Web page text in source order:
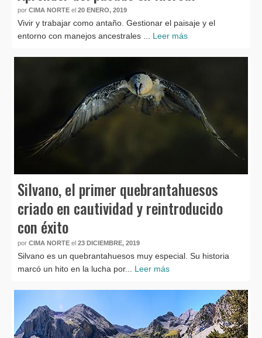
por CIMA NORTE el 20 ENERO, 2019
Vivir y trabajar como antaño. Gestionar el paisaje y el
entorno con manejos ancestrales ... Leer más
Silvano, el primer quebrantahuesos
criado en cautividad y reintroducido
con éxito
por CIMA NORTE el 23 DICIEMBRE, 2019
Silvano es un quebrantahuesos muy especial. Su historia
marcó un hito en la lucha por... Leer más